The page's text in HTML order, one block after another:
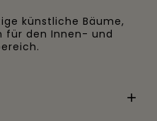
künstliche Bäume,
für den Innen- und
